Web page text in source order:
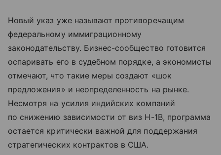
Новый указ уже называют противоречащим
федеральному иммиграционному
законодательству. Бизнес-сообщество готовится
оспаривать его в судебном порядке, а экономисты
отмечают, что такие меры создают «шок
предложения» и неопределенность на рынке.
Несмотря на усилия индийских компаний
по снижению зависимости от виз H-1B, программа
остается критически важной для поддержания
стратегических контрактов в США.